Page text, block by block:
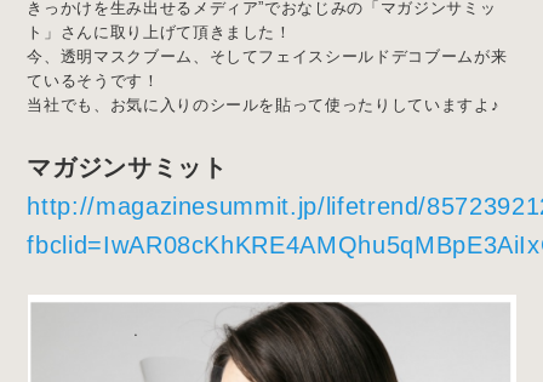
きっかけを生み出せるメディア”でおなじみの「マガジンサミッ
ト」さんに取り上げて頂きました！
今、透明マスクブーム、そしてフェイスシールドデコブームが来
ているそうです！
当社でも、お気に入りのシールを貼って使ったりしていますよ♪
マガジンサミット
http://magazinesummit.jp/lifetrend/